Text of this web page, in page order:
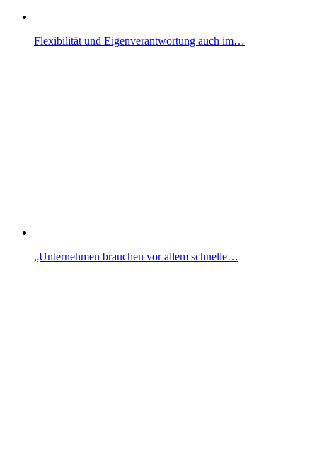
Flexibilität und Eigenverantwortung auch im…
„Unternehmen brauchen vor allem schnelle…